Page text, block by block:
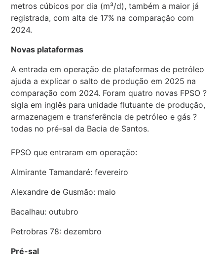
metros cúbicos por dia (m³/d), também a maior já
registrada, com alta de 17% na comparação com
2024.
Novas plataformas
A entrada em operação de plataformas de petróleo
ajuda a explicar o salto de produção em 2025 na
comparação com 2024. Foram quatro novas FPSO ?
sigla em inglês para unidade flutuante de produção,
armazenagem e transferência de petróleo e gás ?
todas no pré-sal da Bacia de Santos.
FPSO que entraram em operação:
Almirante Tamandaré: fevereiro
Alexandre de Gusmão: maio
Bacalhau: outubro
Petrobras 78: dezembro
Pré-sal